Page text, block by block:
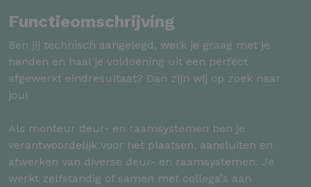
Functieomschrijving
Ben jij technisch aangelegd, werk je graag met je
handen en haal je voldoening uit een perfect
afgewerkt eindresultaat? Dan zijn wij op zoek naar
jou!
Als monteur deur- en raamsystemen ben je
verantwoordelijk voor het plaatsen, aansluiten en
afwerken van diverse deur- en raamsystemen. Je
werkt zelfstandig of samen met collega's aan